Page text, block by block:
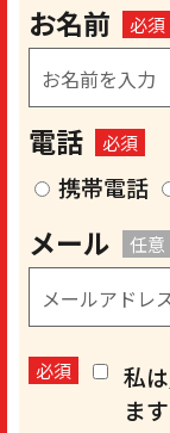
お名前 必須
電話 必須
携帯電話
メール 任意
必須 私は
ます